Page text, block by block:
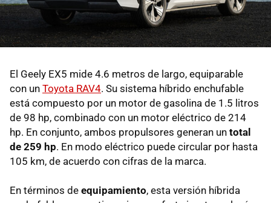
El Geely EX5 mide 4.6 metros de largo, equiparable
con un Toyota RAV4. Su sistema híbrido enchufable
está compuesto por un motor de gasolina de 1.5 litros
de 98 hp, combinado con un motor eléctrico de 214
hp. En conjunto, ambos propulsores generan un total
de 259 hp. En modo eléctrico puede circular por hasta
105 km, de acuerdo con cifras de la marca.
En términos de equipamiento, esta versión híbrida